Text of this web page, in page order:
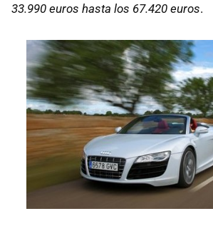
33.990 euros hasta los 67.420 euros.